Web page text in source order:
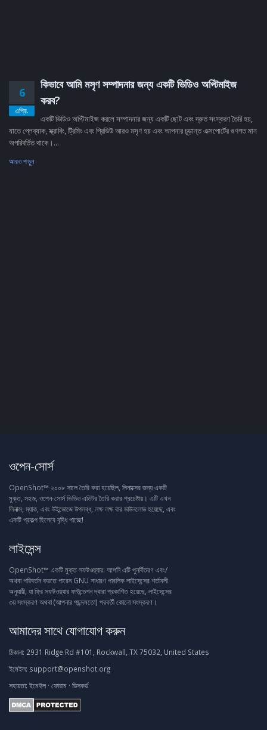
6
এপ্রি.
কিভাবে আমি মসৃণ সম্পাদনার জন্য একটি ভিডিও অপ্টিমাইজ
করব?
একটি ভিডিও অপ্টিমাইজ করলে সম্পাদনার জন্য একটি ছোট এবং দ্রুত সংস্করণ তৈরি হয়,
যাতে প্লেব্যাক, স্ক্রাবিং, ট্রিমিং এবং প্রিভিউ আরও মসৃণ হয় এবং আপনার চূড়ান্ত এক্সপোর্টের গুণগত মান
অপরিবর্তিত থাকে।...
আরও পড়ুন
ওপেন-সোর্স
OpenShot™ ২০০৮ সালে তৈরি করা হয়েছিল, লিনাক্সের জন্য একটি
মুক্ত, সহজ, ওপেন-সোর্স ভিডিও এডিটর তৈরি করার প্রচেষ্টায়। এটি এখন
লিনাক্স, ম্যাক, এবং উইন্ডোজে উপলব্ধ, লক্ষ লক্ষ বার ডাউনলোড হয়েছে, এবং
একটি প্রকল্প হিসেবে বৃদ্ধি পাচ্ছে!
লাইসেন্স
OpenShot™ একটি মুক্ত সফটওয়্যার: আপনি এটি পুনর্বিতরণ এবং/
অথবা পরিবর্তন করতে পারেন GNU সাধারণ পাবলিক লাইসেন্সের শর্তাবলী
অনুযায়ী, যা ফ্রি সফটওয়্যার ফাউন্ডেশন দ্বারা প্রকাশিত হয়েছে, লাইসেন্সের
৩য় সংস্করণ অথবা (আপনার পছন্দমতো) পরবর্তী কোনো সংস্করণ।
আমাদের সাথে যোগাযোগ করুন
ঠিকানা: 2931 Ridge Rd #101, Rockwall, TX 75032, United States
ইমেইল: support@openshot.org
সহায়তা: ইমেইল · ফোরাম · ডিসকর্ড